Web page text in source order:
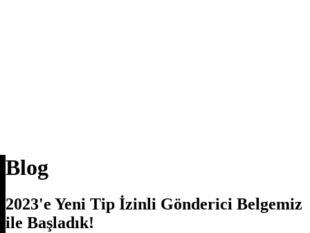
Blog
2023'e Yeni Tip İzinli Gönderici Belgemiz
ile Başladık!